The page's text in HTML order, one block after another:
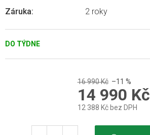
DO TÝDNE
Záruka: 2 roky
16 990 Kč –11 %
14 990 Kč
12 388 Kč bez DPH
cena: